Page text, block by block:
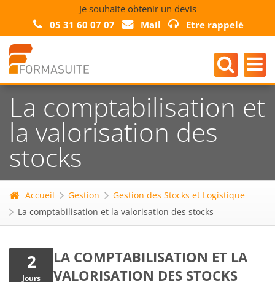
Je souhaite obtenir un devis
05 31 60 07 07
Mail Etre rappelé
La comptabilisation et
la valorisation des
stocks
Accueil Gestion
Gestion des Stocks et Logistique
La comptabilisation et la valorisation des stocks
2
Jours
LA COMPTABILISATION ET LA
VALORISATION DES STOCKS